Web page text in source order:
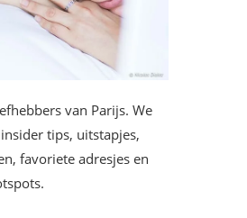
van Parijs. We
tips, uitstapjes,
favoriete adresjes en